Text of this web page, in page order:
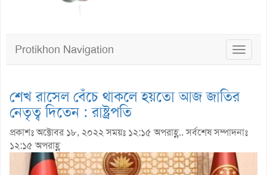
Toggle
Protikhon Navigation
শেখ রাসেল বেঁচে থাকলে হয়তো আজ জাতির
নেতৃত্ব দিতেন : রাষ্ট্রপতি
প্রকাশঃ অক্টোবর ১৮, ২০২২ সময়ঃ ১২:১৫ অপরাহ্ণ.. সর্বশেষ সম্পাদনাঃ
১২:১৫ অপরাহ্ণ